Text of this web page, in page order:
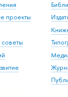
проекты